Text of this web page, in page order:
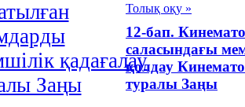
қадағалау
Заңы
Толық оқу »
12-бап.
саласындағы
қолдау
туралы Заңы